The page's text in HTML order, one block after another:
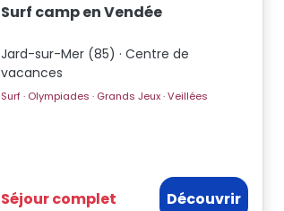
Surf camp en Vendée
Jard-sur-Mer (85) · Centre de
vacances
Surf · Olympiades · Grands Jeux · Veillées
Séjour complet Découvrir